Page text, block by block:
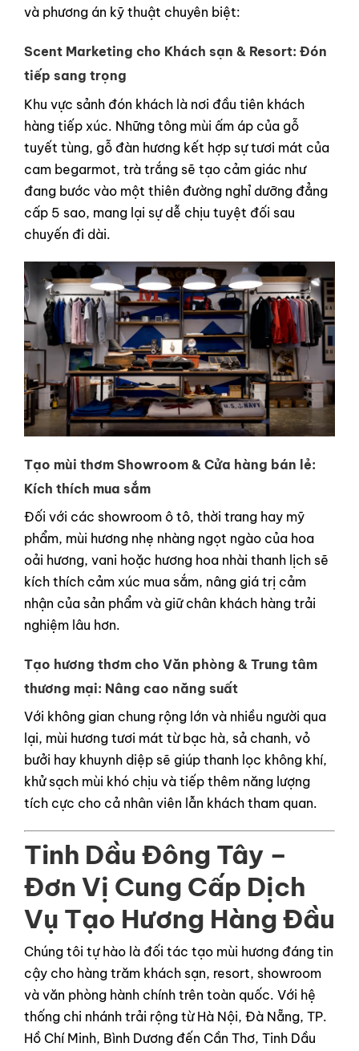
và phương án kỹ thuật chuyên biệt:
Scent Marketing cho Khách sạn & Resort: Đón
tiếp sang trọng
Khu vực sảnh đón khách là nơi đầu tiên khách
hàng tiếp xúc. Những tông mùi ấm áp của gỗ
tuyết tùng, gỗ đàn hương kết hợp sự tươi mát của
cam begarmot, trà trắng sẽ tạo cảm giác như
đang bước vào một thiên đường nghỉ dưỡng đẳng
cấp 5 sao, mang lại sự dễ chịu tuyệt đối sau
chuyến đi dài.
Tạo mùi thơm Showroom & Cửa hàng bán lẻ:
Kích thích mua sắm
Đối với các showroom ô tô, thời trang hay mỹ
phẩm, mùi hương nhẹ nhàng ngọt ngào của hoa
oải hương, vani hoặc hương hoa nhài thanh lịch sẽ
kích thích cảm xúc mua sắm, nâng giá trị cảm
nhận của sản phẩm và giữ chân khách hàng trải
nghiệm lâu hơn.
Tạo hương thơm cho Văn phòng & Trung tâm
thương mại: Nâng cao năng suất
Với không gian chung rộng lớn và nhiều người qua
lại, mùi hương tươi mát từ bạc hà, sả chanh, vỏ
bưởi hay khuynh diệp sẽ giúp thanh lọc không khí,
khử sạch mùi khó chịu và tiếp thêm năng lượng
tích cực cho cả nhân viên lẫn khách tham quan.
Tinh Dầu Đông Tây –
Đơn Vị Cung Cấp Dịch
Vụ Tạo Hương Hàng Đầu
Chúng tôi tự hào là đối tác tạo mùi hương đáng tin
cậy cho hàng trăm khách sạn, resort, showroom
và văn phòng hành chính trên toàn quốc. Với hệ
thống chi nhánh trải rộng từ Hà Nội, Đà Nẵng, TP.
Hồ Chí Minh, Bình Dương đến Cần Thơ, Tinh Dầu